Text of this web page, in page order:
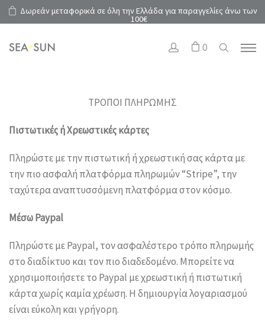
Δωρεάν μεταφορικά σε όλη την Ελλάδα για παραγγελίες άνω των
100€
0
ΤΡΟΠΟΙ ΠΛΗΡΩΜΗΣ
Πιστωτικές ή Χρεωστικές κάρτες
Πληρώστε με την πιστωτική ή χρεωστική σας κάρτα με
την πιο ασφαλή πλατφόρμα πληρωμών “Stripe”, την
ταχύτερα αναπτυσσόμενη πλατφόρμα στον κόσμο.
Μέσω Paypal
Πληρώστε με Paypal, τον ασφαλέστερο τρόπο πληρωμής
στο διαδίκτυο και τον πιο διαδεδομένο. Μπορείτε να
χρησιμοποιήσετε το Paypal με χρεωστική ή πιστωτική
κάρτα χωρίς καμία χρέωση. Η δημιουργία λογαριασμού
είναι εύκολη και γρήγορη.